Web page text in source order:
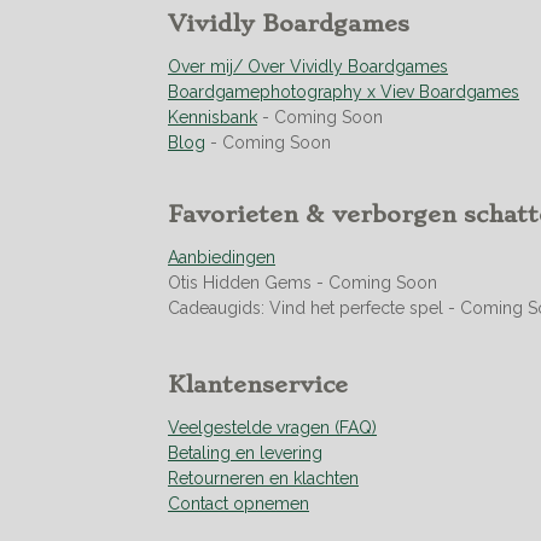
n
g
:
4
.
9
3
4
6
0
2
9
1
s
t
e
r r
r
e
n
r
r
e
n
r
r
e
n
r
r
e
n
n
Vividly Boardgames
Over mij/ Over Vividly Boardgames
Boardgamephotography x Viev Boardgames
Kennisbank - Coming Soon
Blog - Coming Soon
Favorieten & verborgen
Aanbiedingen
Otis Hidden Gems - Coming Soon
Cadeaugids: Vind het perfecte spel - Coming
Klantenservice
Veelgestelde vragen (FAQ)
Betaling en levering
Retourneren en klachten
Contact opnemen